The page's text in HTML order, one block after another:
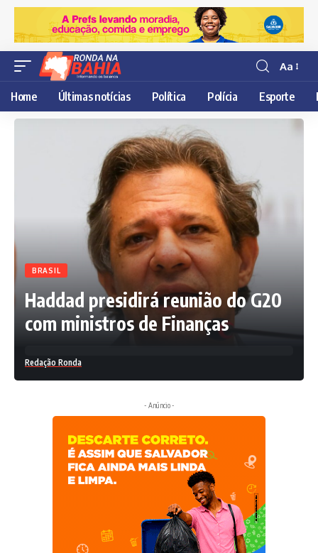
Resisor
de
fonte
Aa
Home Últimas notícias Política Polícia Esporte
BRASIL
Haddad presidirá reunião do G20
com ministros de Finanças
Redação Ronda
- Anúncio -